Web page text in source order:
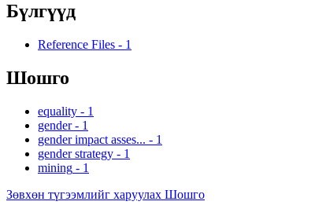
Бүлгүүд
Reference Files - 1
Шошго
equality - 1
gender - 1
gender impact asses... - 1
gender strategy - 1
mining - 1
Зөвхөн түгээмлийг харуулах Шошго